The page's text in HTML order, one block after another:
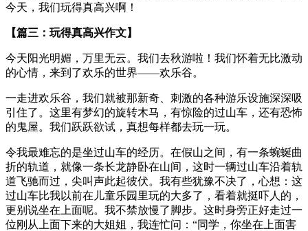
今天，我们玩得真高兴啊！
【篇三：玩得真高兴作文】
今天阳光明媚，万里无云。我们去秋游啦！我们怀着无比激动
的心情，来到了欢乐的世界——欢乐谷。
一走进欢乐谷，我们就被那新奇、刺激的各种游乐设施深深吸
引住了。这里有梦幻的旋转木马，有惊险的过山车，还有恐怖
的鬼屋。我们跃跃欲试，真想每样都去玩一玩。
令我最难忘的是坐过山车的经历。在假山之间，有一条蜿蜒曲
折的轨道，就像一条长龙静卧在山间，这时一辆过山车沿着轨
道飞驰而过，尖叫声此起彼伏。我有些犹豫不决了，心想：这
过山车比我以前在儿童乐园里玩的大多了，看着就挺吓人的，
更别说坐在上面呢。我不禁放慢了脚步。这时身旁正好走过一
位刚从上面下来的大姐姐，我连忙问：“同学，你坐在上面害